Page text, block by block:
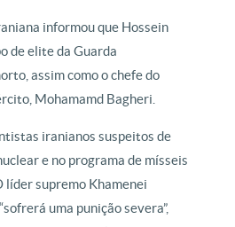
informou que Hossein
de elite da Guarda
assim como o chefe do
Mohamamd Bagheri.
iranianos suspeitos de
e no programa de mísseis
líder supremo Khamenei
uma punição severa”,